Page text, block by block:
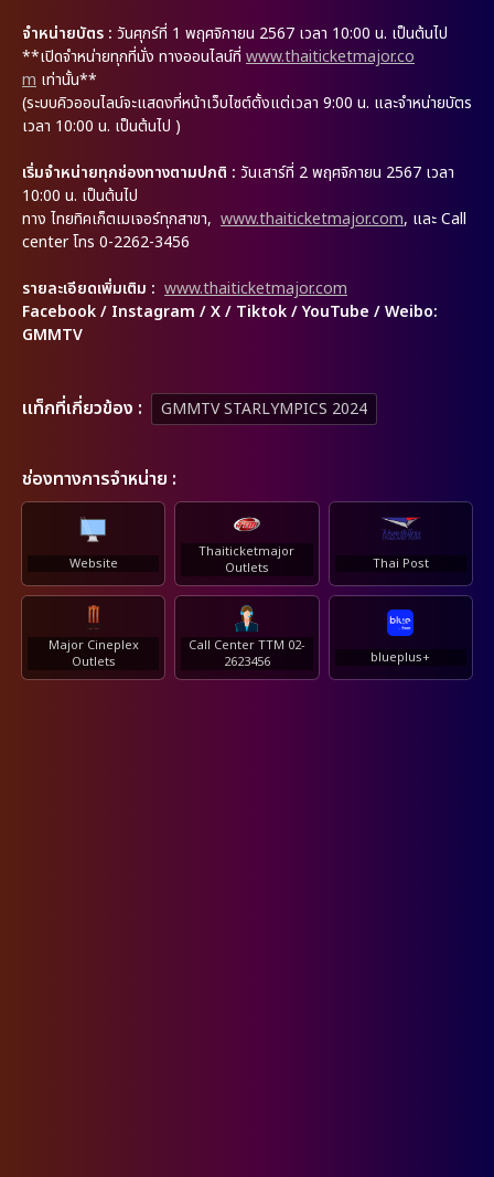
จำหน่ายบัตร : วันศุกร์ที่ 1 พฤศจิกายน 2567 เวลา 10:00 น. เป็นต้นไป
**เปิดจำหน่ายทุกที่นั่ง ทางออนไลน์ที่ www.thaiticketmajor.co
m เท่านั้น**
(ระบบคิวออนไลน์จะแสดงที่หน้าเว็บไซต์ตั้งแต่เวลา 9:00 น. และจำหน่ายบัตร
เวลา 10:00 น. เป็นต้นไป )
เริ่มจำหน่ายทุกช่องทางตามปกติ : วันเสาร์ที่ 2 พฤศจิกายน 2567 เวลา
10:00 น. เป็นต้นไป
ทาง ไทยทิคเก็ตเมเจอร์ทุกสาขา, www.thaiticketmajor.com, และ Call
center โทร 0-2262-3456
รายละเอียดเพิ่มเติม : www.thaiticketmajor.com
Facebook / Instagram / X / Tiktok / YouTube / Weibo:
GMMTV
เเท็กที่เกี่ยวข้อง : GMMTV STARLYMPICS 2024
ช่องทางการจำหน่าย :
Website
Thaiticketmajor
Outlets
Thai Post
Major Cineplex
Outlets
Call Center TTM 02-
2623456
blueplus+